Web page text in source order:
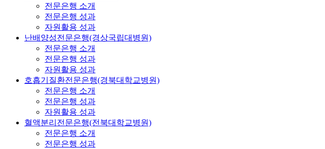
전문은행 소개
전문은행 성과
자원활용 성과
난배양성전문은행(경상국립대병원)
전문은행 소개
전문은행 성과
자원활용 성과
호흡기질환전문은행(경북대학교병원)
전문은행 소개
전문은행 성과
자원활용 성과
혈액분리전문은행(전북대학교병원)
전문은행 소개
전문은행 성과